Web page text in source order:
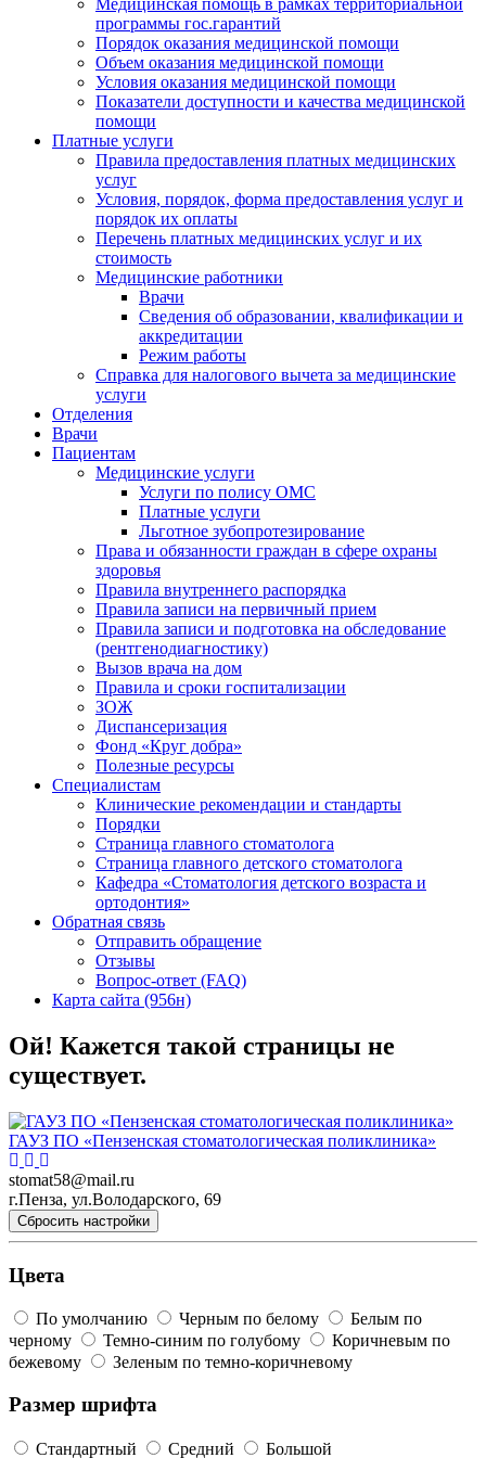
Медицинская помощь в рамках территориальной
программы гос.гарантий
Порядок оказания медицинской помощи
Объем оказания медицинской помощи
Условия оказания медицинской помощи
Показатели доступности и качества медицинской
помощи
Платные услуги
Правила предоставления платных медицинских
услуг
Условия, порядок, форма предоставления услуг и
порядок их оплаты
Перечень платных медицинских услуг и их
стоимость
Медицинские работники
Врачи
Сведения об образовании, квалификации и
аккредитации
Режим работы
Справка для налогового вычета за медицинские
услуги
Отделения
Врачи
Пациентам
Медицинские услуги
Услуги по полису ОМС
Платные услуги
Льготное зубопротезирование
Права и обязанности граждан в сфере охраны
здоровья
Правила внутреннего распорядка
Правила записи на первичный прием
Правила записи и подготовка на обследование
(рентгенодиагностику)
Вызов врача на дом
Правила и сроки госпитализации
ЗОЖ
Диспансеризация
Фонд «Круг добра»
Полезные ресурсы
Специалистам
Клинические рекомендации и стандарты
Порядки
Страница главного стоматолога
Страница главного детского стоматолога
Кафедра «Стоматология детского возраста и
ортодонтия»
Обратная связь
Отправить обращение
Отзывы
Вопрос-ответ (FAQ)
Карта сайта (956н)
Ой! Кажется такой страницы не
существует.
ГАУЗ ПО «Пензенская стоматологическая поликлиника»
stomat58@mail.ru
г.Пенза, ул.Володарского, 69
Сбросить настройки
Цвета
По умолчанию Черным по белому
Белым по
черному
Темно-синим по голубому
Коричневым по
бежевому
Зеленым по темно-коричневому
Размер шрифта
Стандартный Средний Большой